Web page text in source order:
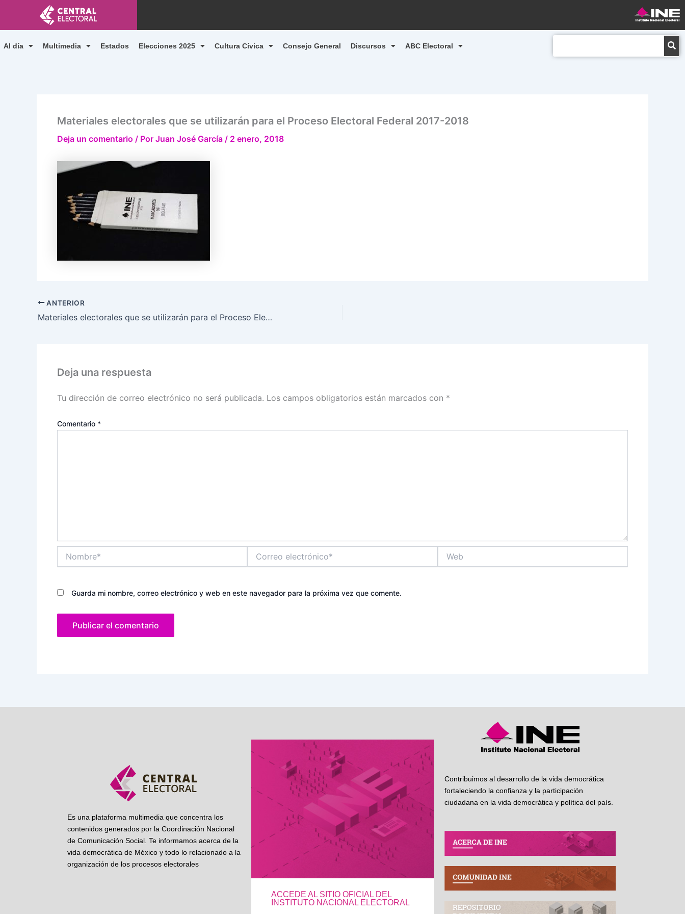
contenido
Al día Multimedia Estados Elecciones 2025 Cultura Cívica Consejo General Discursos ABC Electoral
Materiales electorales que se utilizarán para el Proceso Electoral Federal 2017-2018
Deja un comentario / Por Juan José García / 2 enero, 2018
ANTERIOR
Materiales electorales que se utilizarán para el Proceso Electoral Federal 2017-2018
Deja una respuesta
Tu dirección de correo electrónico no será publicada. Los campos obligatorios están marcados con *
Comentario *
electrónico*
Guarda mi nombre, correo electrónico y web en este navegador para la próxima vez que comente.
Es una plataforma multimedia que concentra los
contenidos generados por la Coordinación Nacional
de Comunicación Social. Te informamos acerca de la
vida democrática de México y todo lo relacionado a la
organización de los procesos electorales
ACCEDE AL SITIO OFICIAL DEL
INSTITUTO NACIONAL ELECTORAL
Contribuimos al desarrollo de la vida democrática
fortaleciendo la confianza y la participación
ciudadana en la vida democrática y política del país.